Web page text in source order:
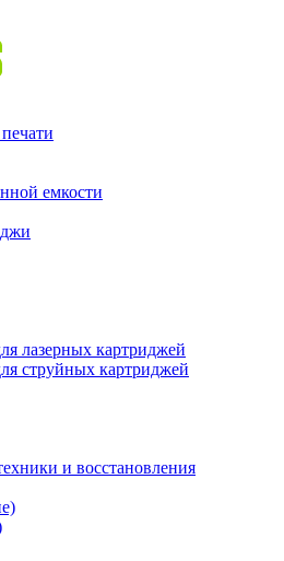
емкости
лазерных картриджей
струйных картриджей
и восстановления